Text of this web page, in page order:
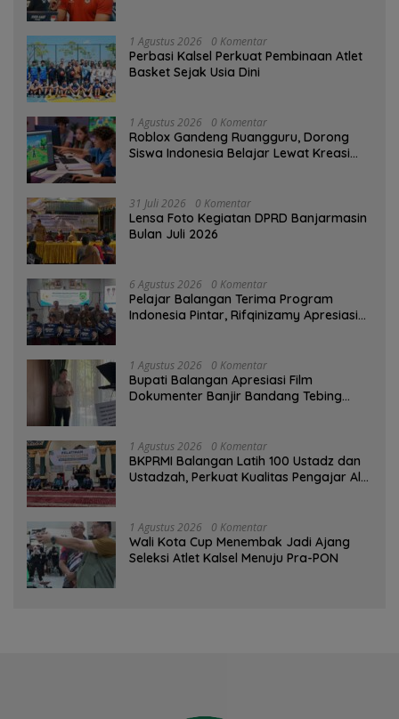
1 Agustus 2026 0 Komentar
Perbasi Kalsel Perkuat Pembinaan Atlet
Basket Sejak Usia Dini
1 Agustus 2026 0 Komentar
Roblox Gandeng Ruangguru, Dorong
Siswa Indonesia Belajar Lewat Kreasi
31 Juli 2026 0 Komentar
Lensa Foto Kegiatan DPRD Banjarmasin
Bulan Juli 2026
6 Agustus 2026 0 Komentar
Pelajar Balangan Terima Program
Indonesia Pintar, Rifqinizamy Apresiasi
1 Agustus 2026 0 Komentar
Bupati Balangan Apresiasi Film
Dokumenter Banjir Bandang Tebing
1 Agustus 2026 0 Komentar
BKPRMI Balangan Latih 100 Ustadz dan
Ustadzah, Perkuat Kualitas Pengajar Al-
1 Agustus 2026 0 Komentar
Wali Kota Cup Menembak Jadi Ajang
Seleksi Atlet Kalsel Menuju Pra-PON